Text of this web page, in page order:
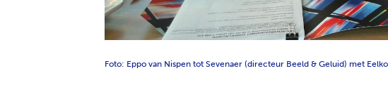
PNG
Foto: Eppo van Nispen tot Sevenaer (directeur Beeld & Geluid) met